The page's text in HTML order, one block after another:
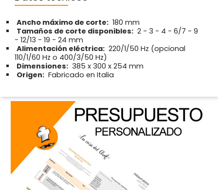
Ancho máximo de corte: 180 mm
Tamaños de corte disponibles: 2 - 3 - 4 - 6/7 - 9
- 12/13 - 19 - 24 mm
Alimentación eléctrica: 220/1/50 Hz (opcional
110/1/60 Hz o 400/3/50 Hz)
Dimensiones: 385 x 300 x 254 mm
Origen: Fabricado en Italia